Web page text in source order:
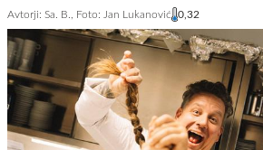
Avtorji: Sa. B., Foto: Jan Lukanović 0,32